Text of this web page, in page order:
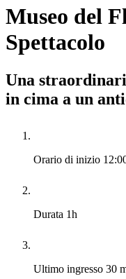
Museo del
Spettacolo
Una
in cima a un
Orario di inizio
Durata 1h
Ultimo ingresso 30